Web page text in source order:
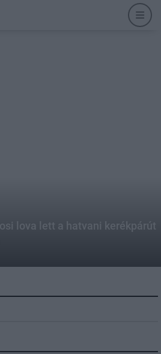
lova lett a hatvani kerékpárút